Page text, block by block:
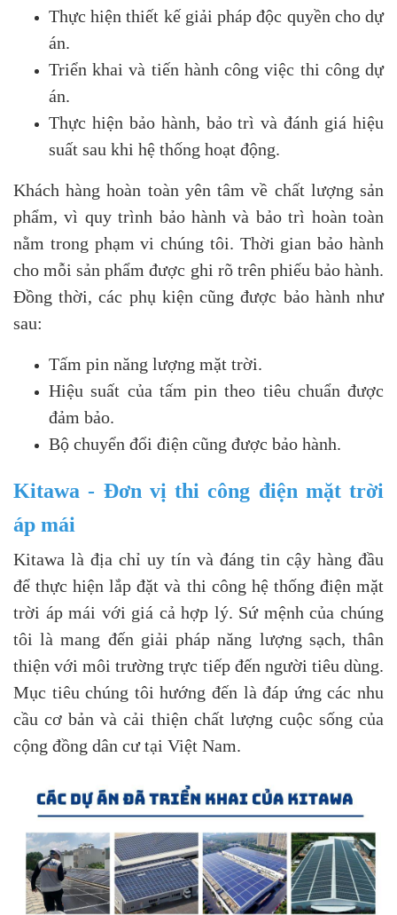
Thực hiện thiết kế giải pháp độc quyền cho dự
án.
Triển khai và tiến hành công việc thi công dự
án.
Thực hiện bảo hành, bảo trì và đánh giá hiệu
suất sau khi hệ thống hoạt động.
Khách hàng hoàn toàn yên tâm về chất lượng sản
phẩm, vì quy trình bảo hành và bảo trì hoàn toàn
nằm trong phạm vi chúng tôi. Thời gian bảo hành
cho mỗi sản phẩm được ghi rõ trên phiếu bảo hành.
Đồng thời, các phụ kiện cũng được bảo hành như
sau:
Tấm pin năng lượng mặt trời.
Hiệu suất của tấm pin theo tiêu chuẩn được
đảm bảo.
Bộ chuyển đổi điện cũng được bảo hành.
Kitawa - Đơn vị thi công điện mặt trời
áp mái
Kitawa là địa chỉ uy tín và đáng tin cậy hàng đầu
để thực hiện lắp đặt và thi công hệ thống điện mặt
trời áp mái với giá cả hợp lý. Sứ mệnh của chúng
tôi là mang đến giải pháp năng lượng sạch, thân
thiện với môi trường trực tiếp đến người tiêu dùng.
Mục tiêu chúng tôi hướng đến là đáp ứng các nhu
cầu cơ bản và cải thiện chất lượng cuộc sống của
cộng đồng dân cư tại Việt Nam.